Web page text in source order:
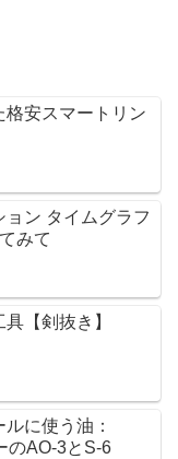
格安スマートリン
ン タイムグラフ
みて
【剣抜き】
に使う油：
のAO-3とS-6